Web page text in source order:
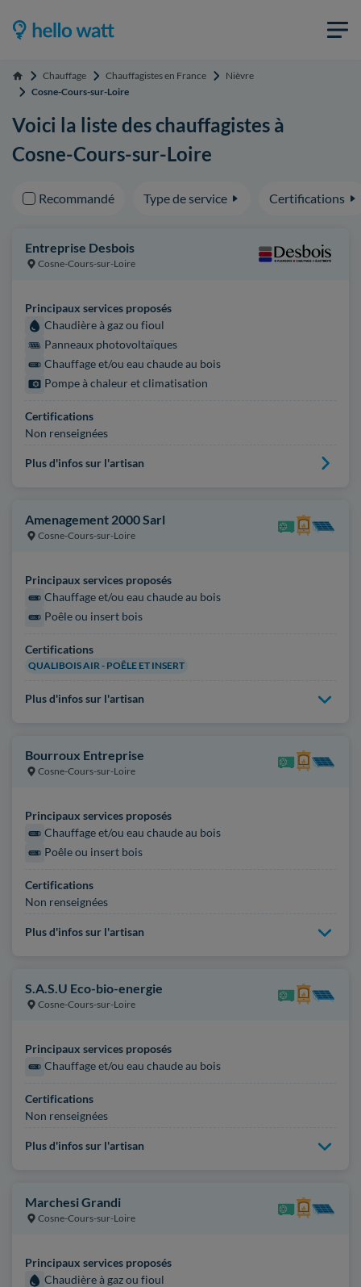
Accueil Chauffage Chauffagistes en France
Nièvre
Cosne-Cours-sur-Loire
Voici la liste des chauffagistes à
Cosne-Cours-sur-Loire
Recommandé Type de service Certifications
Entreprise Desbois
Cosne-Cours-sur-Loire
Principaux services proposés
Chaudière à gaz ou fioul
Panneaux photovoltaïques
Chauffage et/ou eau chaude au bois
Pompe à chaleur et climatisation
Certifications
Non renseignées
Plus d'infos sur l'artisan
Amenagement 2000 Sarl
Cosne-Cours-sur-Loire
Principaux services proposés
Chauffage et/ou eau chaude au bois
Poêle ou insert bois
Certifications
QUALIBOIS AIR - POÊLE ET INSERT
Plus d'infos sur l'artisan
Bourroux Entreprise
Cosne-Cours-sur-Loire
Principaux services proposés
Chauffage et/ou eau chaude au bois
Poêle ou insert bois
Certifications
Non renseignées
Plus d'infos sur l'artisan
S.A.S.U Eco-bio-energie
Cosne-Cours-sur-Loire
Principaux services proposés
Chauffage et/ou eau chaude au bois
Certifications
Non renseignées
Plus d'infos sur l'artisan
Marchesi Grandi
Cosne-Cours-sur-Loire
Principaux services proposés
Chaudière à gaz ou fioul